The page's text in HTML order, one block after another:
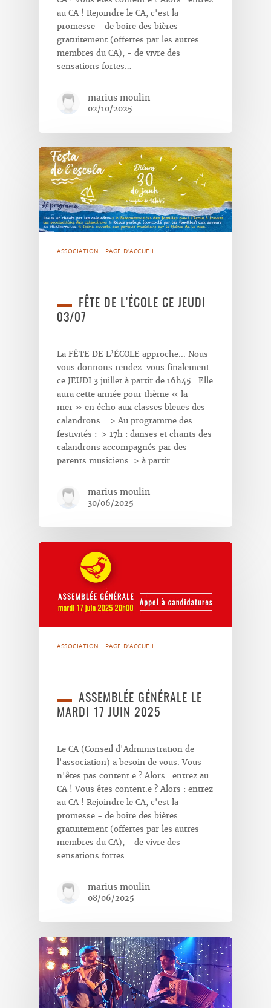
au CA ! Rejoindre le CA, c'est la
promesse - de boire des bières
gratuitement (offertes par les autres
membres du CA), - de vivre des
sensations fortes…
marius moulin
02/10/2025
ASSOCIATION PAGE D'ACCUEIL
FÊTE DE L’ÉCOLE CE JEUDI
03/07
La FÊTE DE L’ÉCOLE approche... Nous
vous donnons rendez-vous finalement
ce JEUDI 3 juillet à partir de 16h45. Elle
aura cette année pour thème « la
mer » en écho aux classes bleues des
calandrons. > Au programme des
festivités : > 17h : danses et chants des
calandrons accompagnés par des
parents musiciens. > à partir…
marius moulin
30/06/2025
ASSOCIATION PAGE D'ACCUEIL
ASSEMBLÉE GÉNÉRALE LE
MARDI 17 JUIN 2025
Le CA (Conseil d'Administration de
l'association) a besoin de vous. Vous
n'êtes pas content.e ? Alors : entrez au
CA ! Vous êtes content.e ? Alors : entrez
au CA ! Rejoindre le CA, c'est la
promesse - de boire des bières
gratuitement (offertes par les autres
membres du CA), - de vivre des
sensations fortes…
marius moulin
08/06/2025